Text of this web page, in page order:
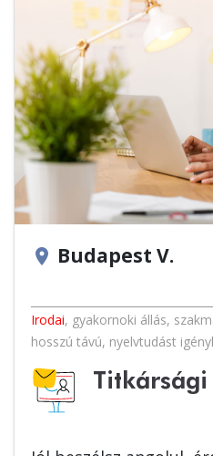
location_on Budapest V.
Irodai, gyakornoki állás,
hosszú távú, nyelvtudást
Titkársági